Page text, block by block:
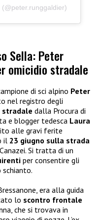
Sella: Peter
omicidio stradale
di sci alpino Peter
nel registro degli
stradale dalla Procura di
e blogger tedesca Laura
alle gravi ferite
il 23 giugno sulla strada
Si tratta di un
per consentire gli
era alla guida
lo scontro frontale
che si trovava in